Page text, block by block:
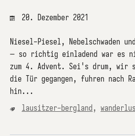
20. Dezember 2021
Niesel-Piesel, Nebelschwaden
– so richtig einladend war es
zum 4. Advent. Sei's drum, wir
die Tür gegangen, fuhren nach
hin...
lausitzer-bergland,